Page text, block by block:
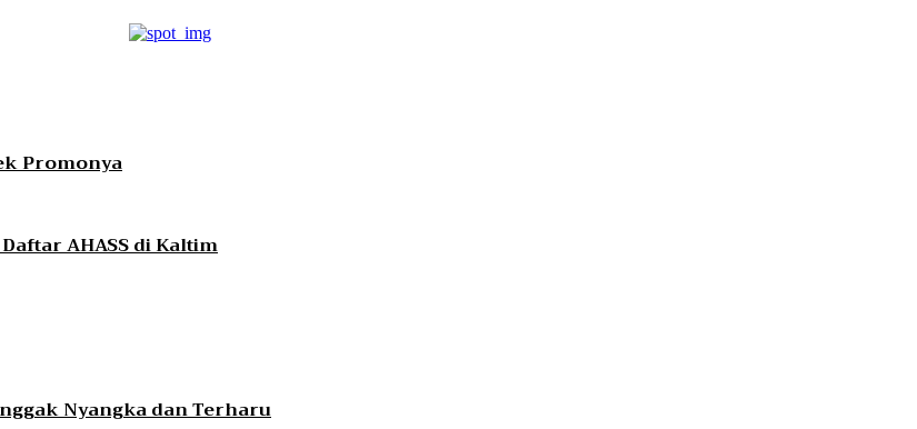
Promonya
AHASS di Kaltim
Nyangka dan Terharu